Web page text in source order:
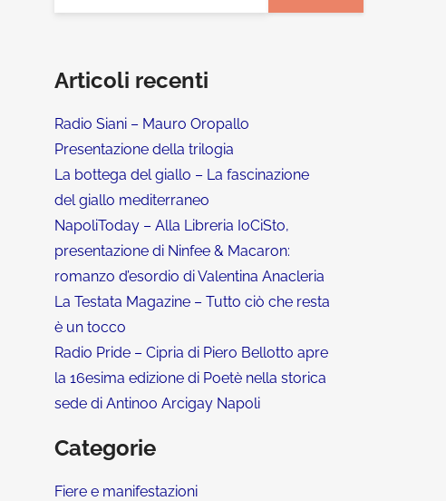
Articoli recenti
Radio Siani – Mauro Oropallo
Presentazione della trilogia
La bottega del giallo – La fascinazione
del giallo mediterraneo
NapoliToday – Alla Libreria IoCiSto,
presentazione di Ninfee & Macaron:
romanzo d’esordio di Valentina Anacleria
La Testata Magazine – Tutto ciò che resta
è un tocco
Radio Pride – Cipria di Piero Bellotto apre
la 16esima edizione di Poetè nella storica
sede di Antinoo Arcigay Napoli
Categorie
Fiere e manifestazioni